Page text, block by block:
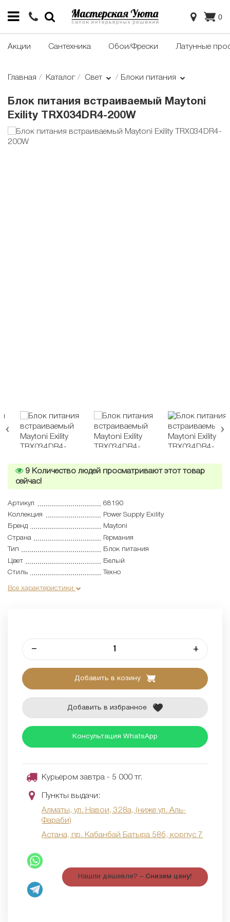
0
Акции Сантехника Обои/Фрески Латунные
Главная Каталог Свет Блоки питания
Блок питания встраиваемый Maytoni
Exility TRX034DR4-200W
9 Количество людей просматривают этот товар
сейчас!
Артикул
68190
Коллекция
Power Supply Exility
Бренд
Maytoni
Страна
Германия
Тип
Блок питания
Цвет
Белый
Стиль
Техно
Все характеристики
– +
Добавить в козину
Добавить в избранное
Консультация WhatsApp
Курьером завтра - 5 000 тг.
Пункты выдачи:
Алматы, ул. Навои, 328а, (ниже ул. Аль-
Фараби)
Астана, пр. Кабанбай Батыра 58б, корпус 7
Нашли дешевле? – Снизим цену!